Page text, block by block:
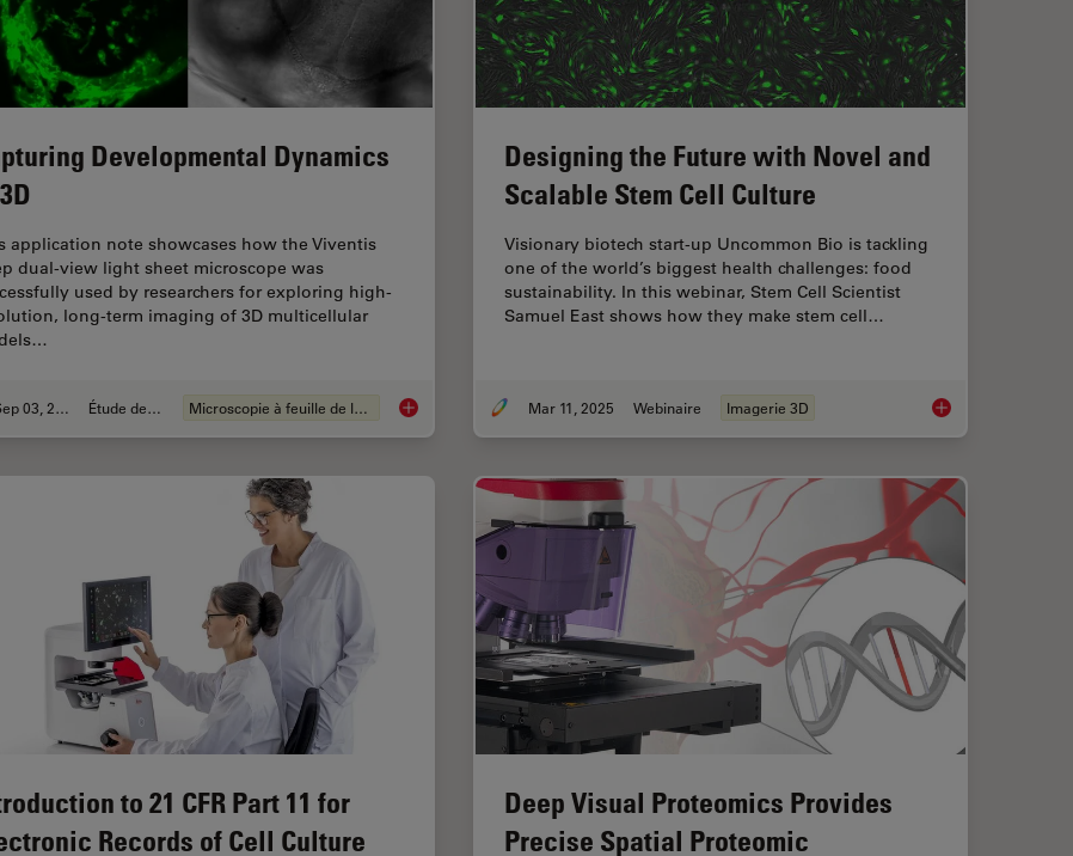
Developmental Dynamics
application note showcases how the Viventis
dual-view light sheet microscope was
used by researchers for exploring high-
long-term imaging of 3D multicellular
Sep 03, 2025 Étude de cas Microscopie à feuille de lumière Capturing Developmental Dynamics in 3D
Designing the Future with Novel and
Scalable Stem Cell Culture
Visionary biotech start-up Uncommon Bio is tackling
one of the world’s biggest health challenges: food
sustainability. In this webinar, Stem Cell Scientist
Samuel East shows how they make stem cell…
Mar 11, 2025 Webinaire Imagerie 3D Designing the
to 21 CFR Part 11 for
Records of Cell Culture
Deep Visual Proteomics Provides
Precise Spatial Proteomic